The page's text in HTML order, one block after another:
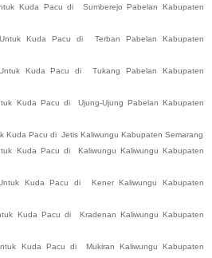
Kuda Pacu di Sumberejo Pabelan
Kabupaten
Kuda Pacu di Terban Pabelan
Kabupaten
Kuda Pacu di Tukang Pabelan
Kabupaten
Kuda Pacu di Ujung-Ujung Pabelan
Kabupaten
Kuda Pacu di Jetis Kaliwungu Kabupaten Semarang
Kuda Pacu di Kaliwungu Kaliwungu
Kabupaten
Kuda Pacu di Kener Kaliwungu
Kabupaten
Kuda Pacu di Kradenan Kaliwungu
Kabupaten
Kuda Pacu di Mukiran Kaliwungu
Kabupaten